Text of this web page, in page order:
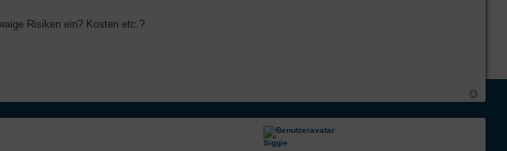
Risiken ein? Kosten etc.?
Siggie